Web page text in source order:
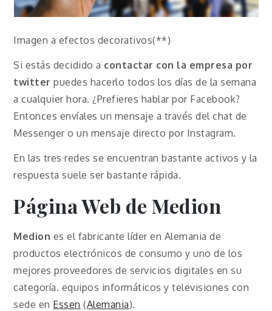
Imagen a efectos decorativos(**)
Si estás decidido a contactar con la empresa por
twitter puedes hacerlo todos los días de la semana
a cualquier hora. ¿Prefieres hablar por Facebook?
Entonces envíales un mensaje a través del chat de
Messenger o un mensaje directo por Instagram.
En las tres redes se encuentran bastante activos y la
respuesta suele ser bastante rápida.
Página Web de Medion
Medion es el fabricante líder en Alemania de
productos electrónicos de consumo y uno de los
mejores proveedores de servicios digitales en su
categoría. equipos informáticos y televisiones con
sede en Essen (Alemania).